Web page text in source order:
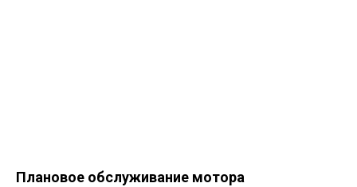
Плановое обслуживание мотора